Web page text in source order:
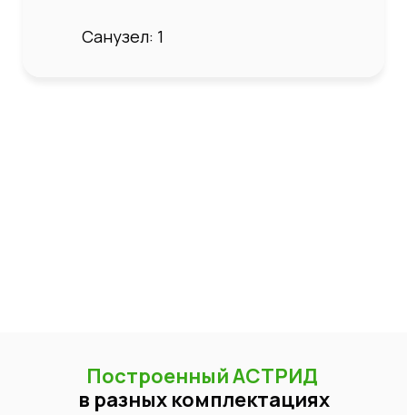
Санузел: 1
Построенный АСТРИД
в разных комплектациях